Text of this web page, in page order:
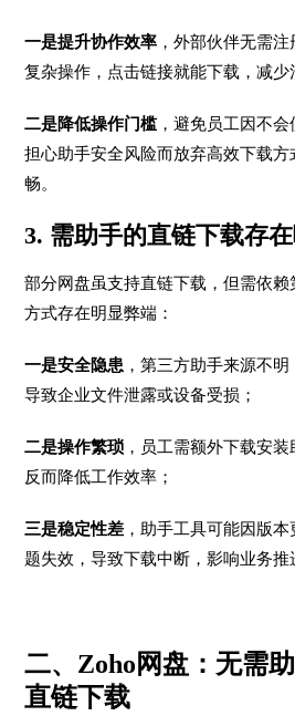
一是提升协作效率 ，外部伙伴无需
复杂操作，点击链接就能下载，减少
二是降低操作门槛，避免员工因不
担心助手安全风险而放弃高效下载
畅。
3. 需助手的直链下载存
部分网盘虽支持直链下载，但需依
方式存在明显弊端：
一是安全隐患 ，第三方助手来源不
导致企业文件泄露或设备受损；
二是操作繁琐 ，员工需额外下载安
反而降低工作效率；
三是稳定性差 ，助手工具可能因版
题失效，导致下载中断，影响业务推
二、Zoho网盘：无需
直链下载